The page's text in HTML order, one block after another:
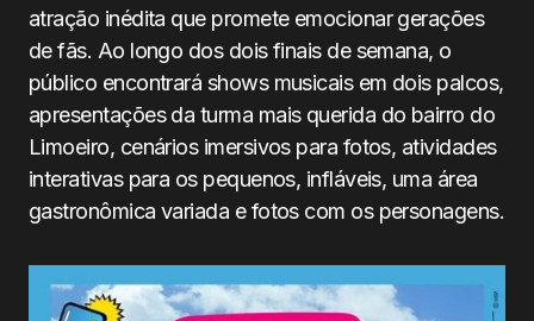
atração inédita que promete emocionar gerações
de fãs. Ao longo dos dois finais de semana, o
público encontrará shows musicais em dois palcos,
apresentações da turma mais querida do bairro do
Limoeiro, cenários imersivos para fotos, atividades
interativas para os pequenos, infláveis, uma área
gastronômica variada e fotos com os personagens.